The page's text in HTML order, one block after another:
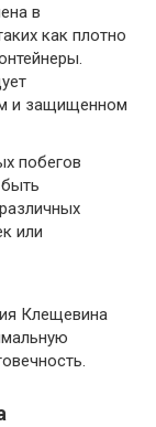
в
как плотно
и защищенном
побегов
или
Клещевина